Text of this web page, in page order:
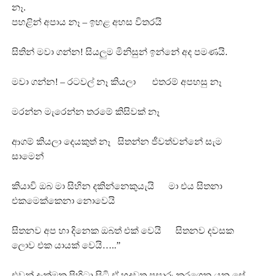
නෑ.
පහළින් අපාය නෑ – ඉහළ අහස විතරයි
සිතින් මවා ගන්න! සියලුම මිනිසුන් ඉන්නේ අද පමණයි.
මවා ගන්න! – රටවල් නෑ කියලා එතරම් අපහසු නෑ
මරන්න මැරෙන්න තරමේ කිසිවක් නෑ
ආගම් කියලා දෙයකුත් නෑ සිතන්න ජීවත්වන්නේ සැම
සාමෙන්
කියාවි ඔබ මා සිහින දකින්නෙකුයැයි මා එය සිතනා
එකමෙක්කෙනා නොවෙයි
සිතනව අප හා දිනෙක ඔබත් එක් වෙයි සිතනව දවසක
ලොව එක යායක් වෙයි…..”